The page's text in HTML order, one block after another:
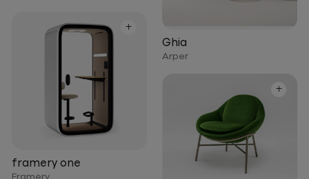
Ghia
Arper
+
framery one
+